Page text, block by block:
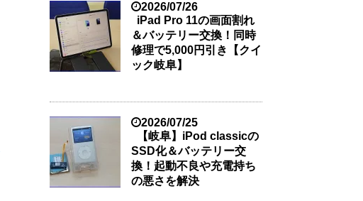
2026/07/26
iPad Pro 11の画面割れ
＆バッテリー交換！同時
修理で5,000円引き【クイ
ック岐阜】
2026/07/25
【岐阜】iPod classicの
SSD化＆バッテリー交
換！起動不良や充電持ち
の悪さを解決